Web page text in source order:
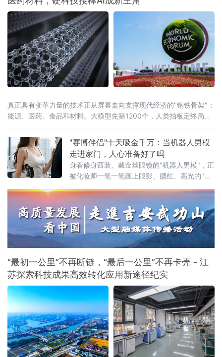
真正具有变革力量的技术正从屏幕走向支撑现代经济的"钢铁骨架"：
能源、医药、食品和材料。大模型先筛1200个，人类拍板定终局这
"赛博伴侣"十天吸金千万：当机器人男模
走进家门，人心准备好了吗
身着修身西装、戴金丝眼镜的"机器人男模"，正
被化妆师一笔一笔画上眼影、腮红、高光的"赛
再工厂巡检，而是直接杀入情感陪伴赛道，一
场关于技术边界与社会心理的深层碰撞，已然
发生。优必选旗下消费级人形机器人品牌"优世
界"首款产品U1系列，自6月2日开启预售以来仅
10天，已收获近4000台预订订单，定金总额突
“最初一公里”不再断链，“最后一公里”不再卡壳 - 江
苏探索科技成果高效转化应用新途径纪实